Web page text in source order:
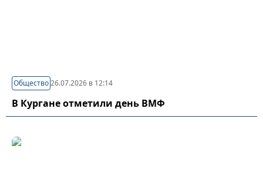
Общество26.07.2026 в 12:14
В Кургане отметили день ВМФ